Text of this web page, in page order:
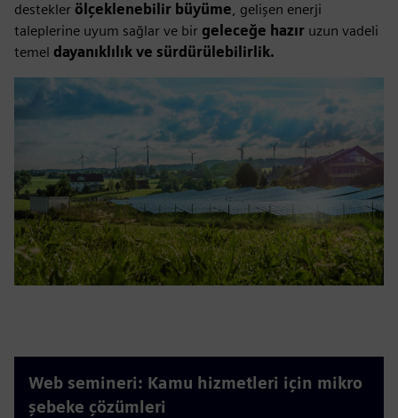
destekler ölçeklenebilir büyüme, gelişen enerji
taleplerine uyum sağlar ve bir geleceğe hazır uzun vadeli
temel dayanıklılık ve sürdürülebilirlik.
Web semineri: Kamu hizmetleri için mikro
şebeke çözümleri